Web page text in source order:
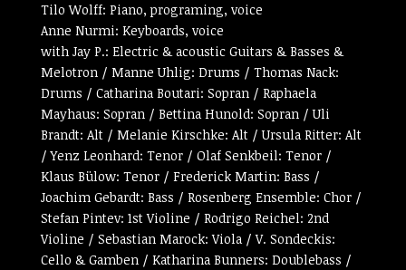
Tilo Wolff: Piano, programing, voice
Anne Nurmi: Keyboards, voice
with Jay P.: Electric & acoustic Guitars & Basses &
Melotron / Manne Uhlig: Drums / Thomas Nack:
Drums / Catharina Boutari: Sopran / Raphaela
Mayhaus: Sopran / Bettina Hunold: Sopran / Uli
Brandt: Alt / Melanie Kirschke: Alt / Ursula Ritter: Alt
/ Yenz Leonhard: Tenor / Olaf Senkbeil: Tenor /
Klaus Bülow: Tenor / Frederick Martin: Bass /
Joachim Gebardt: Bass / Rosenberg Ensemble: Chor /
Stefan Pintev: 1st Violine / Rodrigo Reichel: 2nd
Violine / Sebastian Marock: Viola / V. Sondeckis:
Cello & Gamben / Katharina Bunners: Doublebass /